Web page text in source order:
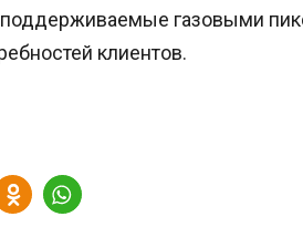
газовыми
клиентов.